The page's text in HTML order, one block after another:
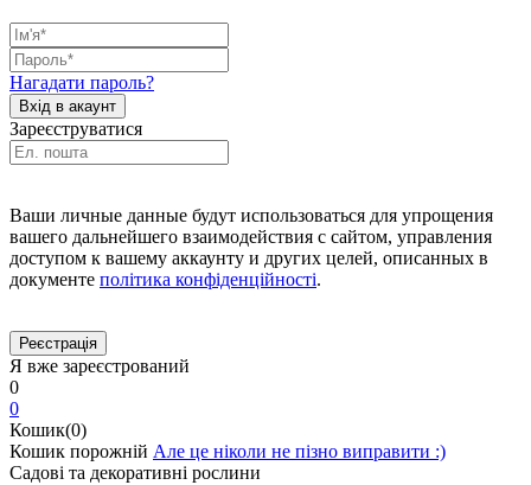
Нагадати пароль?
Зареєструватися
Ваши личные данные будут использоваться для упрощения
вашего дальнейшего взаимодействия с сайтом, управления
доступом к вашему аккаунту и других целей, описанных в
документе політика конфіденційності.
Я вже зареєстрований
0
0
Кошик(0)
Кошик порожній Але це ніколи не пізно виправити :)
Садові та декоративні рослини